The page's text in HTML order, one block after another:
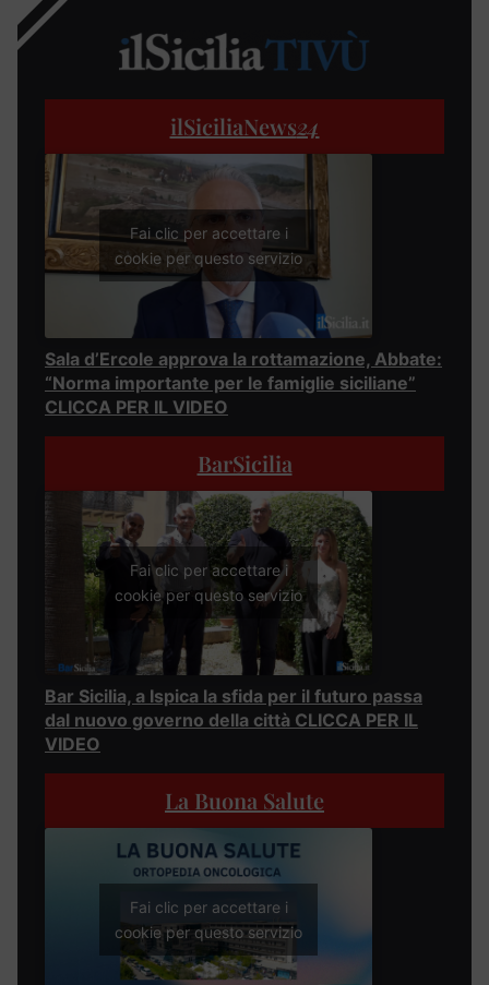
ilSiciliaNews24
Fai clic per accettare i
cookie per questo servizio
Sala d’Ercole approva la rottamazione, Abbate:
“Norma importante per le famiglie siciliane”
CLICCA PER IL VIDEO
BarSicilia
Fai clic per accettare i
cookie per questo servizio
Bar Sicilia, a Ispica la sfida per il futuro passa
dal nuovo governo della città CLICCA PER IL
VIDEO
La Buona Salute
Fai clic per accettare i
cookie per questo servizio